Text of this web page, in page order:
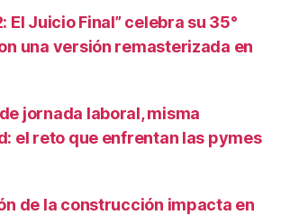
El Juicio Final” celebra su 35°
una versión remasterizada en
jornada laboral, misma
el reto que enfrentan las pymes
de la construcción impacta en